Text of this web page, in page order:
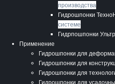
производства
Гидрошпонки
системе
Гидрпошпонки
Применение
Гидрошпонки для
Гидрошпонки для
Гидрошпонки для
Гидрошпонки для